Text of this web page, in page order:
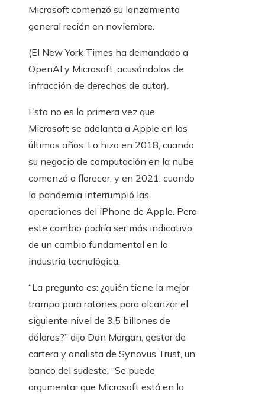
Microsoft comenzó su lanzamiento
general recién en noviembre.
(El New York Times ha demandado a
OpenAI y Microsoft, acusándolos de
infracción de derechos de autor).
Esta no es la primera vez que
Microsoft se adelanta a Apple en los
últimos años. Lo hizo en 2018, cuando
su negocio de computación en la nube
comenzó a florecer, y en 2021, cuando
la pandemia interrumpió las
operaciones del iPhone de Apple. Pero
este cambio podría ser más indicativo
de un cambio fundamental en la
industria tecnológica.
“La pregunta es: ¿quién tiene la mejor
trampa para ratones para alcanzar el
siguiente nivel de 3,5 billones de
dólares?” dijo Dan Morgan, gestor de
cartera y analista de Synovus Trust, un
banco del sudeste. “Se puede
argumentar que Microsoft está en la